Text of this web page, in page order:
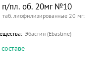
п/пл. об. 20мг №10
таб. лиофилизированные 20 мг:
Эбастин (Ebastine)